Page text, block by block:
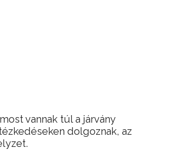
vannak túl a járvány
dolgoznak, az